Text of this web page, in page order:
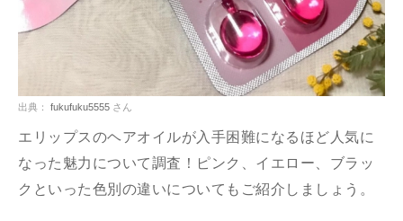
出典： fukufuku5555 さん
エリップスのヘアオイルが入手困難になるほど人気に
なった魅力について調査！ピンク、イエロー、ブラッ
クといった色別の違いについてもご紹介しましょう。